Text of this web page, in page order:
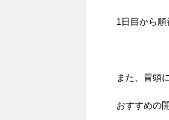
1日目から順
また、冒頭
おすすめの